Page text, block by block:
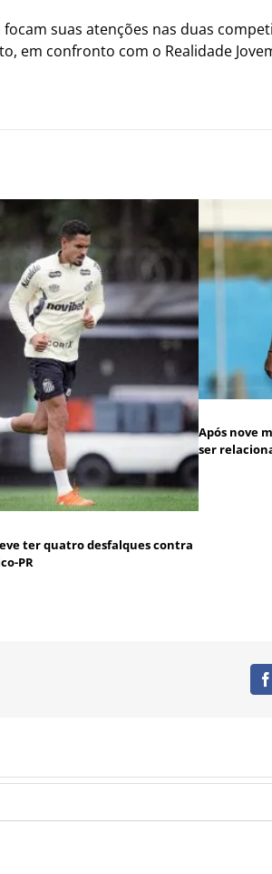
focam suas atenções nas duas
em confronto com o Realidade
ter quatro desfalques contra
PR
Após nove
ser